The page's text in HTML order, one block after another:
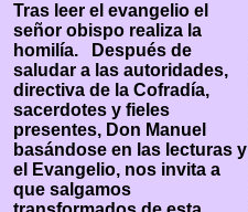
Tras leer el evangelio el
señor obispo realiza la
homilía. Después de
saludar a las autoridades,
directiva de la Cofradía,
sacerdotes y fieles
presentes, Don Manuel
basándose en las lecturas y
el Evangelio, nos invita a
que salgamos